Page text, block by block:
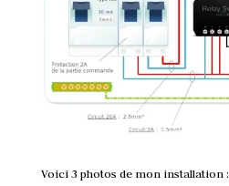
Voici 3 photos de mon installation :